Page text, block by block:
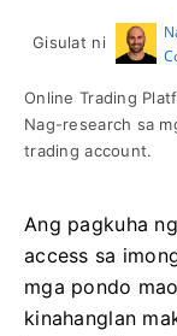
Gisulat ni
Online Trading
Nag-research sa
trading account.
Ang pagkuha
access sa
mga pondo
kinahanglan